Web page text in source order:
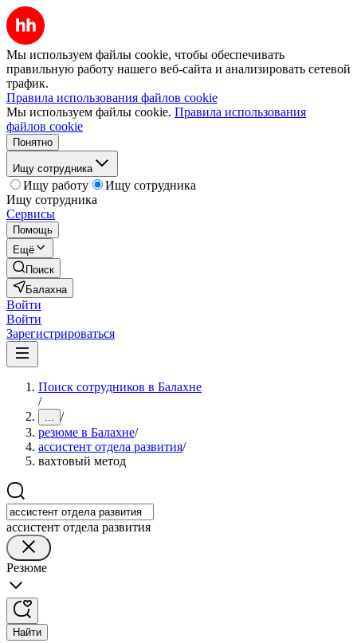
Мы используем файлы cookie, чтобы обеспечивать
правильную работу нашего веб-сайта и анализировать сетевой
трафик.
Правила использования файлов cookie
Мы используем файлы cookie. Правила использования
файлов cookie
Понятно
Ищу сотрудника
Ищу работу
Ищу сотрудника
Ищу сотрудника
Сервисы
Помощь
Ещё
Поиск
Балахна
Войти
Войти
Зарегистрироваться
Поиск сотрудников в Балахне
/
... /
резюме в Балахне/
ассистент отдела развития/
вахтовый метод
ассистент отдела развития
Резюме
Найти